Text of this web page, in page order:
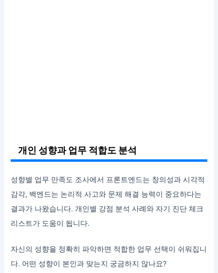
개인 성향과 업무 적합도 분석
성향별 업무 만족도 조사에서 프론트엔드는 창의성과 시각적
감각, 백엔드는 논리적 사고와 문제 해결 능력이 중요하다는
결과가 나왔습니다. 개인별 강점 분석 사례와 자기 진단 체크
리스트가 도움이 됩니다.
자신의 성향을 정확히 파악하면 적합한 업무 선택이 쉬워집니
다. 어떤 성향이 본인과 맞는지 궁금하지 않나요?